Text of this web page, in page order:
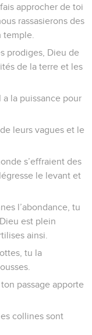
approcher de toi
rassasierons des
temple.
prodiges, Dieu de
de la terre et les
la puissance pour
leurs vagues et le
s’effraient des
le levant et
l’abondance, tu
est plein
ainsi.
tu la
passage apporte
collines sont